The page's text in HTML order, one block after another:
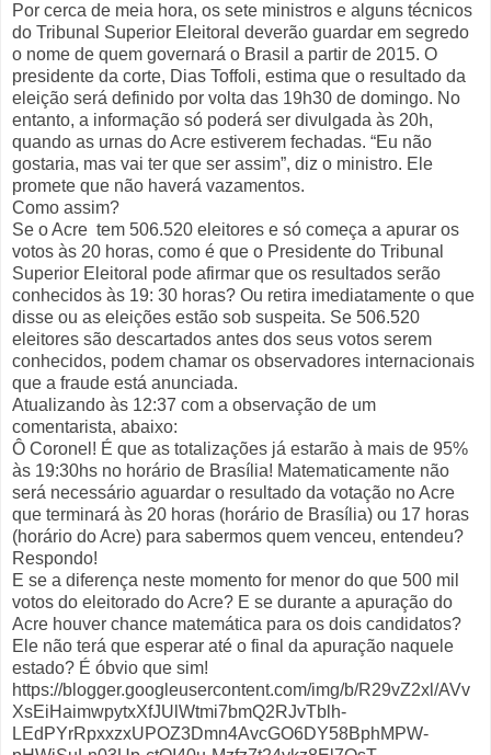
Por cerca de meia hora, os sete ministros e alguns técnicos
do Tribunal Superior Eleitoral deverão guardar em segredo
o nome de quem governará o Brasil a partir de 2015. O
presidente da corte, Dias Toffoli, estima que o resultado da
eleição será definido por volta das 19h30 de domingo. No
entanto, a informação só poderá ser divulgada às 20h,
quando as urnas do Acre estiverem fechadas. “Eu não
gostaria, mas vai ter que ser assim”, diz o ministro. Ele
promete que não haverá vazamentos.
Como assim?
Se o Acre tem 506.520 eleitores e só começa a apurar os
votos às 20 horas, como é que o Presidente do Tribunal
Superior Eleitoral pode afirmar que os resultados serão
conhecidos às 19: 30 horas? Ou retira imediatamente o que
disse ou as eleições estão sob suspeita. Se 506.520
eleitores são descartados antes dos seus votos serem
conhecidos, podem chamar os observadores internacionais
que a fraude está anunciada.
Atualizando às 12:37 com a observação de um
comentarista, abaixo:
Ô Coronel! É que as totalizações já estarão à mais de 95%
às 19:30hs no horário de Brasília! Matematicamente não
será necessário aguardar o resultado da votação no Acre
que terminará às 20 horas (horário de Brasília) ou 17 horas
(horário do Acre) para sabermos quem venceu, entendeu?
Respondo!
E se a diferença neste momento for menor do que 500 mil
votos do eleitorado do Acre? E se durante a apuração do
Acre houver chance matemática para os dois candidatos?
Ele não terá que esperar até o final da apuração naquele
estado? É óbvio que sim!
https://blogger.googleusercontent.com/img/b/R29vZ2xl/AVv
XsEiHaimwpytxXfJUlWtmi7bmQ2RJvTblh-
LEdPYrRpxxzxUPOZ3Dmn4AvcGO6DY58BphMPW-